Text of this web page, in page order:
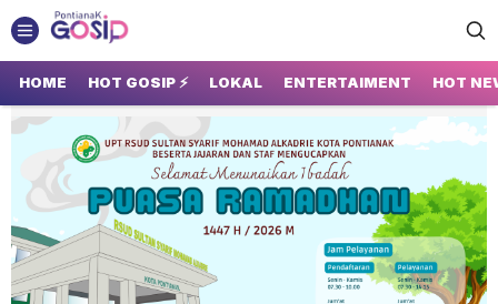
GOSIP PONTIANAK
Tempatnya Gosip Terupdate Pontianak
HOME HOT GOSIP ⚡ LOKAL ENTERTAIMENT HOT